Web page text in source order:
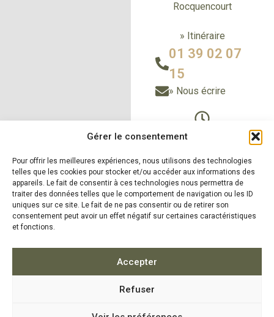
Gérer le consentement
Pour offrir les meilleures expériences, nous utilisons des technologies
telles que les cookies pour stocker et/ou accéder aux informations des
appareils. Le fait de consentir à ces technologies nous permettra de
traiter des données telles que le comportement de navigation ou les ID
uniques sur ce site. Le fait de ne pas consentir ou de retirer son
consentement peut avoir un effet négatif sur certaines caractéristiques
et fonctions.
Accepter
Refuser
Rocquencourt
» Itinéraire
01 39 02 07
15
» Nous écrire
Du Lundi au vendredi
et de 14h à 18h
Le samedi sur RDV
réalisations
» Zones
d'intervention
Actualités